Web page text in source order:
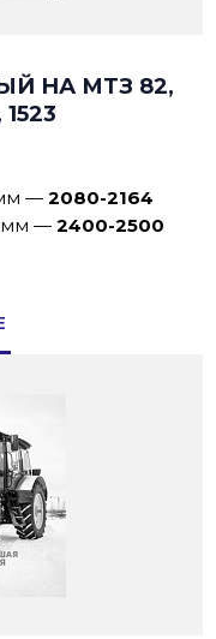
НА МТЗ 82,
—2080-2164
мм —2400-2500